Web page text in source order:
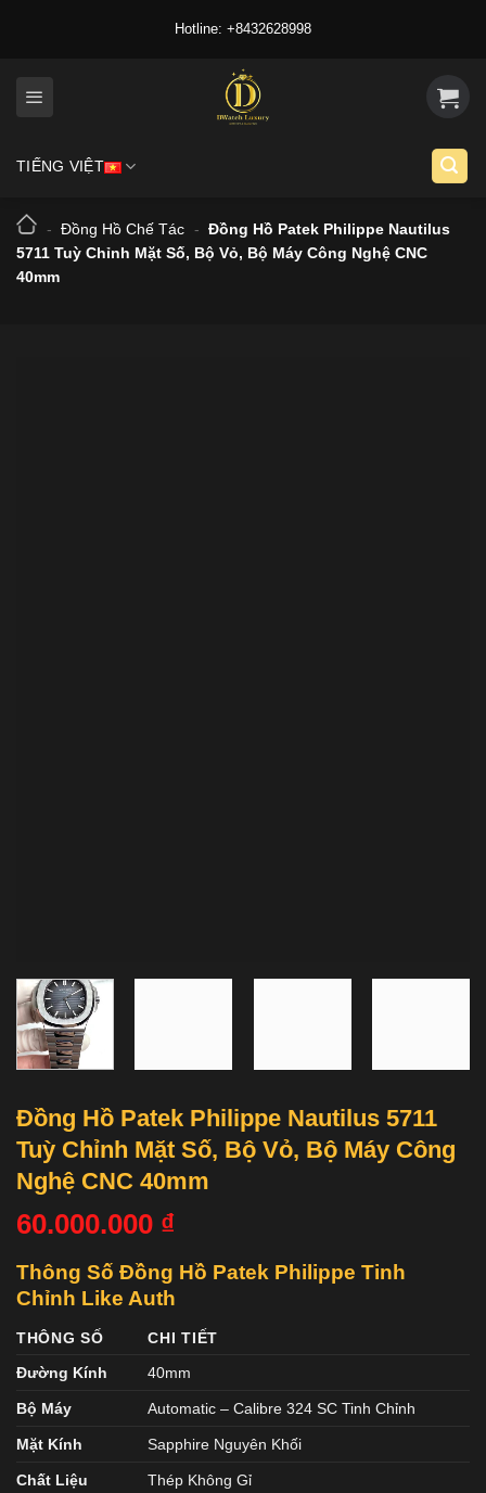
Hotline: +8432628998
TIẾNG VIỆT
- Đồng Hồ Chế Tác - Đồng Hồ Patek Philippe Nautilus
5711 Tuỳ Chỉnh Mặt Số, Bộ Vỏ, Bộ Máy Công Nghệ CNC
40mm
Đồng Hồ Patek Philippe Nautilus 5711
Tuỳ Chỉnh Mặt Số, Bộ Vỏ, Bộ Máy Công
Nghệ CNC 40mm
60.000.000 ₫
Thông Số Đồng Hồ Patek Philippe Tinh
Chỉnh Like Auth
THÔNG SỐ
CHI TIẾT
Đường Kính
40mm
Bộ Máy Automatic – Calibre 324 SC Tinh Chỉnh
Mặt Kính Sapphire Nguyên Khối
Chất Liệu Thép Không Gỉ